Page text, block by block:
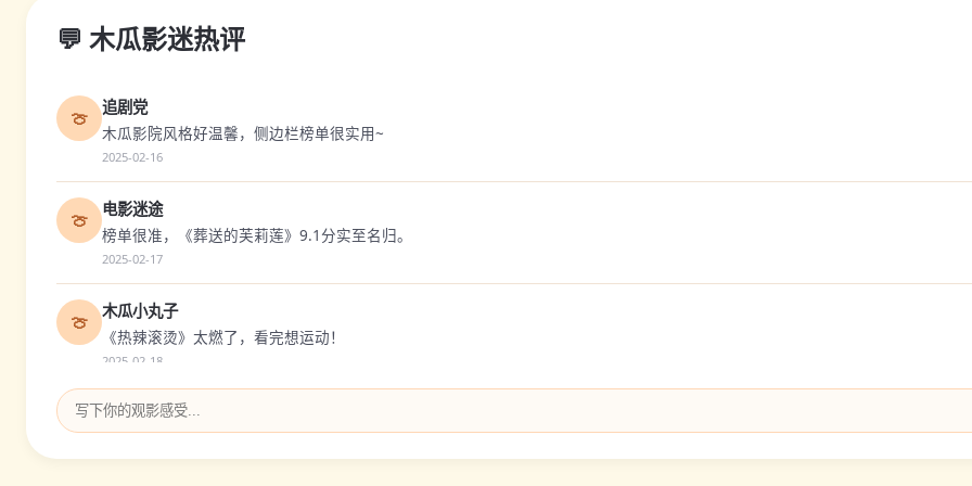
💬 木瓜影迷热评
🍈
追剧党
木瓜影院风格好温馨，侧边栏榜单很实用~
2025-02-16
🍈
电影迷途
榜单很准，《葬送的芙莉莲》9.1分实至名归。
2025-02-17
🍈
木瓜小丸子
《热辣滚烫》太燃了，看完想运动！
2025-02-18